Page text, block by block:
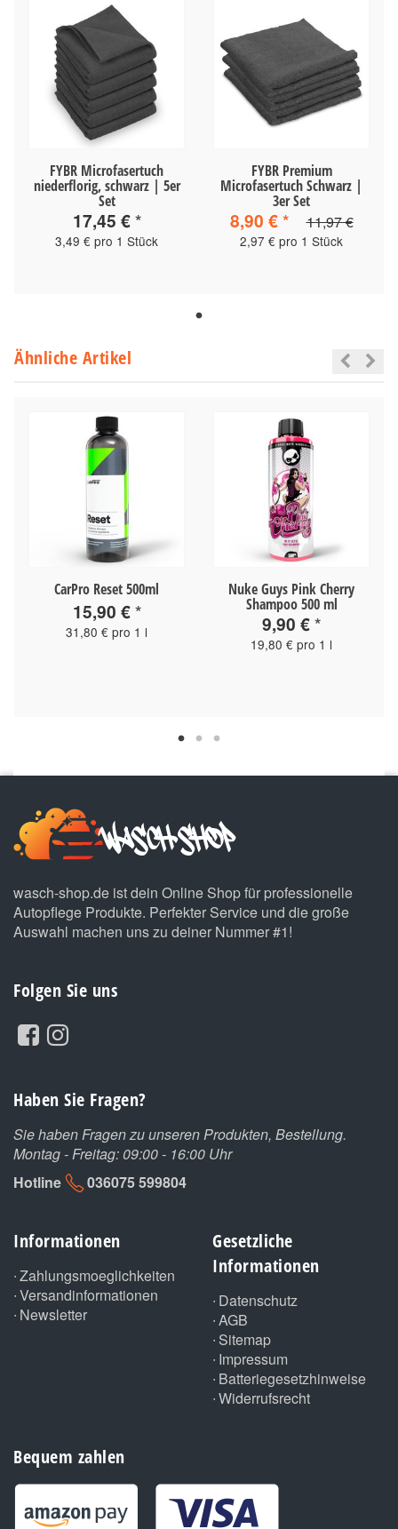
FYBR Microfasertuch
niederflorig, schwarz | 5er
Set
17,45 €*
3,49 € pro 1 Stück
FYBR Premium
Microfasertuch Schwarz |
3er Set
8,90 €* 11,97 €
2,97 € pro 1 Stück
Ähnliche Artikel
CarPro Reset 500ml
15,90 €*
31,80 € pro 1 l
Nuke Guys Pink Cherry
Shampoo 500 ml
9,90 €*
19,80 € pro 1 l
wasch-shop.de ist dein Online Shop für professionelle
Autopflege Produkte. Perfekter Service und die große
Auswahl machen uns zu deiner Nummer #1!
Folgen Sie uns
Haben Sie Fragen?
Sie haben Fragen zu unseren Produkten, Bestellung.
Montag - Freitag: 09:00 - 16:00 Uhr
Hotline
036075 599804
Informationen
Zahlungsmoeglichkeiten
Versandinformationen
Newsletter
Gesetzliche
Informationen
Datenschutz
AGB
Sitemap
Impressum
Batteriegesetzhinweise
Widerrufsrecht
Bequem zahlen